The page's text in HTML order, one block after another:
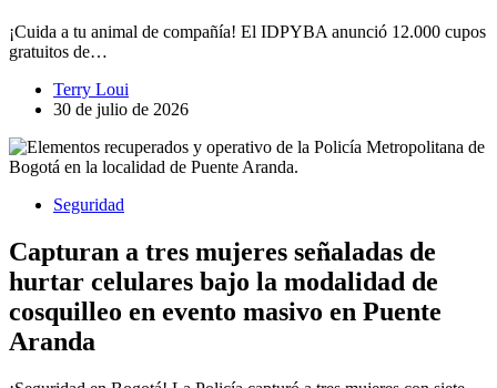
¡Cuida a tu animal de compañía! El IDPYBA anunció 12.000 cupos
gratuitos de…
Terry Loui
30 de julio de 2026
Seguridad
Capturan a tres mujeres señaladas de
hurtar celulares bajo la modalidad de
cosquilleo en evento masivo en Puente
Aranda